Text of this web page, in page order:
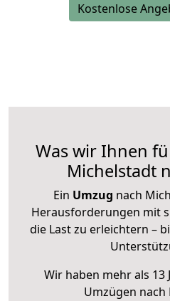
Kostenlose
Was wir Ihnen
Michelstadt
Ein Umzug nach
Herausforderungen mit
die Last zu erleichtern –
Wir haben mehr als
Umzügen nach